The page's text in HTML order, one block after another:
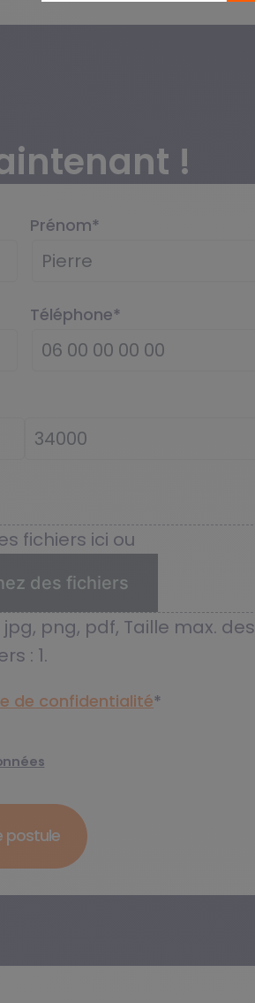
!
Prénom*
Téléphone*
fichiers ici ou
des fichiers
png, pdf, Taille max. des
: 1.
de confidentialité​*